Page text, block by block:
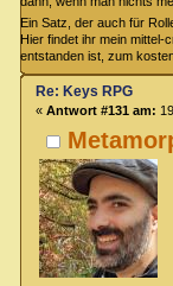
Ein Satz, der auch für
Hier findet ihr mein mittel-
entstanden ist, zum
Re: Keys RPG
« Antwort #131 am: